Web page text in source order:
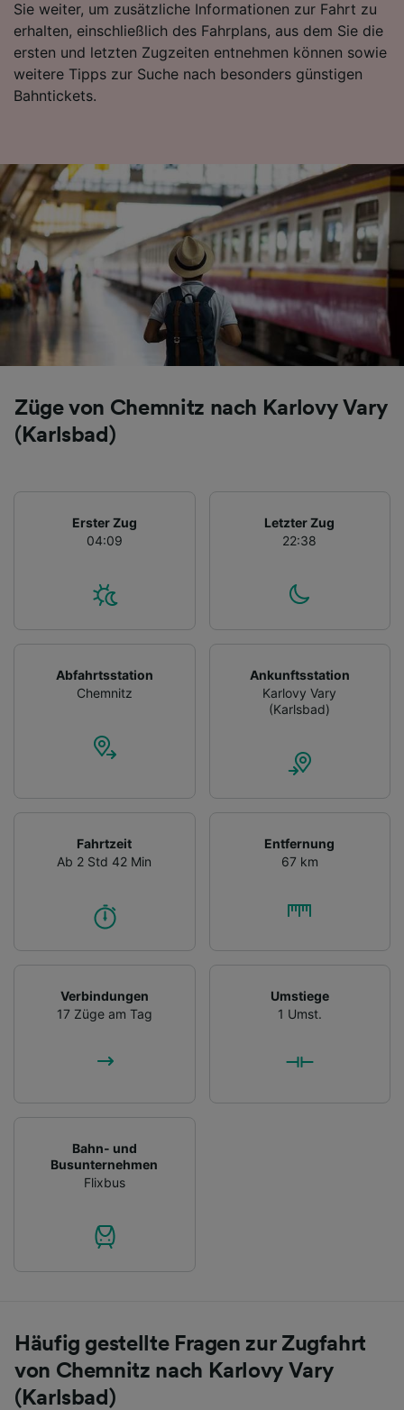
Sie weiter, um zusätzliche Informationen zur Fahrt zu
erhalten, einschließlich des Fahrplans, aus dem Sie die
ersten und letzten Zugzeiten entnehmen können sowie
weitere Tipps zur Suche nach besonders günstigen
Bahntickets.
Züge von Chemnitz nach Karlovy Vary
(Karlsbad)
Erster Zug
04:09
Letzter Zug
22:38
Abfahrtsstation
Chemnitz
Ankunftsstation
Karlovy Vary
(Karlsbad)
Fahrtzeit
Ab 2 Std 42 Min
Entfernung
67 km
Verbindungen
17 Züge am Tag
Umstiege
1 Umst.
Bahn- und
Busunternehmen
Flixbus
Häufig gestellte Fragen zur Zugfahrt
von Chemnitz nach Karlovy Vary
(Karlsbad)